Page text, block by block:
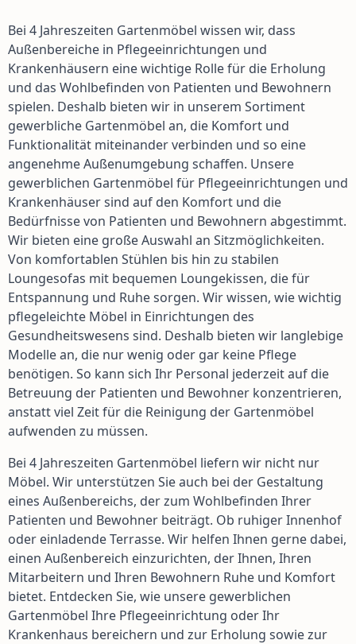
Bei 4 Jahreszeiten Gartenmöbel wissen wir, dass
Außenbereiche in Pflegeeinrichtungen und
Krankenhäusern eine wichtige Rolle für die Erholung
und das Wohlbefinden von Patienten und Bewohnern
spielen. Deshalb bieten wir in unserem Sortiment
gewerbliche Gartenmöbel an, die Komfort und
Funktionalität miteinander verbinden und so eine
angenehme Außenumgebung schaffen. Unsere
gewerblichen Gartenmöbel für Pflegeeinrichtungen und
Krankenhäuser sind auf den Komfort und die
Bedürfnisse von Patienten und Bewohnern abgestimmt.
Wir bieten eine große Auswahl an Sitzmöglichkeiten.
Von komfortablen Stühlen bis hin zu stabilen
Loungesofas mit bequemen Loungekissen, die für
Entspannung und Ruhe sorgen. Wir wissen, wie wichtig
pflegeleichte Möbel in Einrichtungen des
Gesundheitswesens sind. Deshalb bieten wir langlebige
Modelle an, die nur wenig oder gar keine Pflege
benötigen. So kann sich Ihr Personal jederzeit auf die
Betreuung der Patienten und Bewohner konzentrieren,
anstatt viel Zeit für die Reinigung der Gartenmöbel
aufwenden zu müssen.
Bei 4 Jahreszeiten Gartenmöbel liefern wir nicht nur
Möbel. Wir unterstützen Sie auch bei der Gestaltung
eines Außenbereichs, der zum Wohlbefinden Ihrer
Patienten und Bewohner beiträgt. Ob ruhiger Innenhof
oder einladende Terrasse. Wir helfen Ihnen gerne dabei,
einen Außenbereich einzurichten, der Ihnen, Ihren
Mitarbeitern und Ihren Bewohnern Ruhe und Komfort
bietet. Entdecken Sie, wie unsere gewerblichen
Gartenmöbel Ihre Pflegeeinrichtung oder Ihr
Krankenhaus bereichern und zur Erholung sowie zur